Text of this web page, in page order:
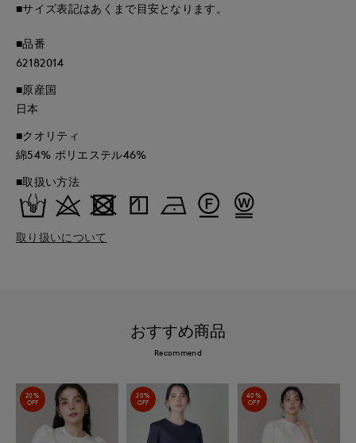
■サイズ表記はあくまで目安となります。
■品番
62182014
■原産国
日本
■クオリティ
綿54% ポリエステル46%
■取扱い方法
取り扱いについて
おすすめ商品
Recommend
20%
OFF
20%
OFF
40%
OFF